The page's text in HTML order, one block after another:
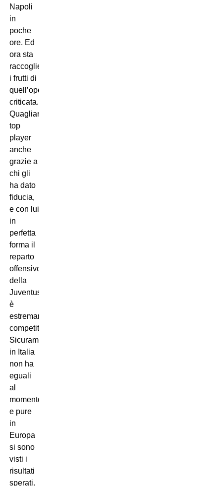
Napoli
in
poche
ore. Ed
ora sta
raccogliendo
i frutti di
quell’operazione
criticata.
Quagliarella
top
player
anche
grazie a
chi gli
ha dato
fiducia,
e con lui
in
perfetta
forma il
reparto
offensivo
della
Juventus
è
estremamente
competitivo.
Sicuramente
in Italia
non ha
eguali
al
momento,
e pure
in
Europa
si sono
visti i
risultati
sperati.